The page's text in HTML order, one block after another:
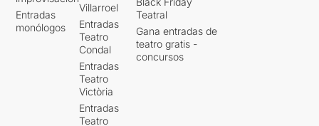
Entradas
monólogos
Villarroel
Entradas
Teatro
Condal
Entradas
Teatro
Victòria
Entradas
Teatro
Teatral
Gana entradas de
teatro gratis -
concursos